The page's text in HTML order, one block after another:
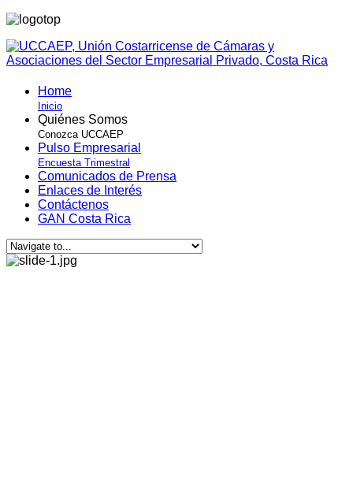
Home
Inicio
Quiénes Somos
Conozca UCCAEP
Pulso Empresarial
Encuesta Trimestral
Comunicados de Prensa
Enlaces de Interés
Contáctenos
GAN Costa Rica